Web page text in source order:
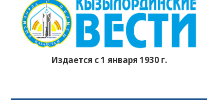
Издается с 1 января 1930 г.